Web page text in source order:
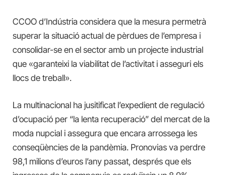
CCOO d’Indústria considera que la mesura permetrà
superar la situació actual de pèrdues de l’empresa i
consolidar-se en el sector amb un projecte industrial
que «garanteixi la viabilitat de l’activitat i asseguri els
llocs de treball».
La multinacional ha jusitificat l’expedient de regulació
d’ocupació per “la lenta recuperació” del mercat de la
moda nupcial i assegura que encara arrossega les
conseqüències de la pandèmia. Pronovias va perdre
98,1 milions d’euros l’any passat, després que els